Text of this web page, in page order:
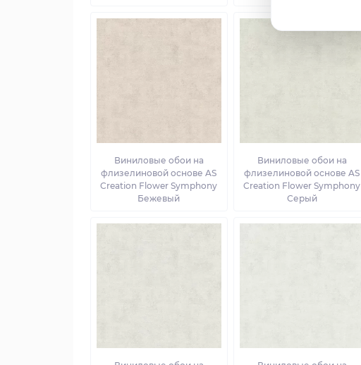
Виниловые обои на
флизелиновой основе AS
Creation Flower Symphony
Бежевый
Виниловые обои на
флизелиновой основе AS
Creation Flower Symphony
Серый